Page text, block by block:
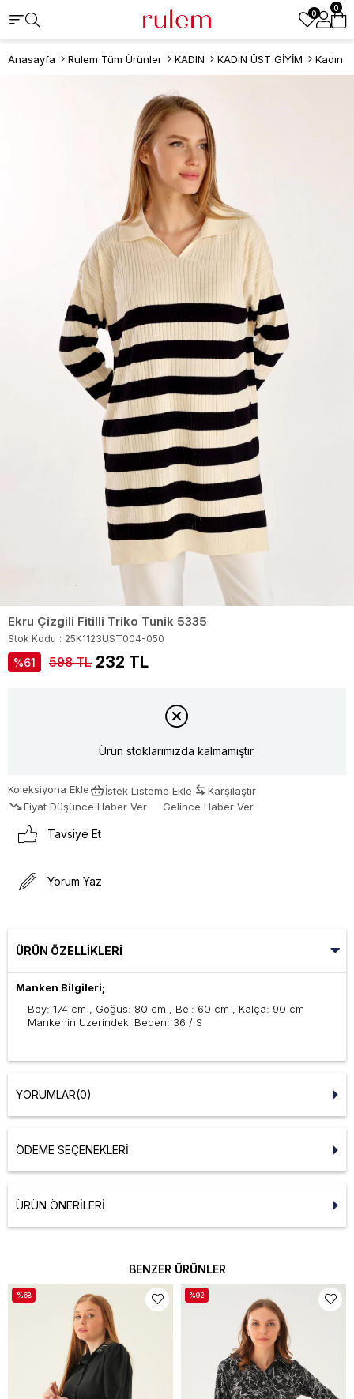
0
0
Anasayfa Rulem Tüm Ürünler KADIN KADIN ÜST GİYİM Kadın
Ekru Çizgili Fitilli Triko Tunik 5335
Stok Kodu 25K1123UST004-050
61 598 TL 232 TL
Ürün stoklarımızda kalmamıştır.
Koleksiyona Ekle İstek Listeme Ekle
Karşılaştır
Fiyat Düşünce Haber Ver
Gelince Haber Ver
Tavsiye Et
Yorum Yaz
ÜRÜN ÖZELLIKLERI
Manken Bilgileri;
Boy: 174 cm , Göğüs: 80 cm , Bel: 60 cm , Kalça: 90 cm
Mankenin Üzerindeki Beden: 36 / S
YORUMLAR(0)
ÖDEME SEÇENEKLERI
ÜRÜN ÖNERILERI
BENZER ÜRÜNLER
%68 %92